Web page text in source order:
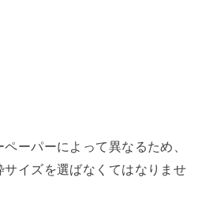
ーパーによって異なるため、
イズを選ばなくてはなりませ